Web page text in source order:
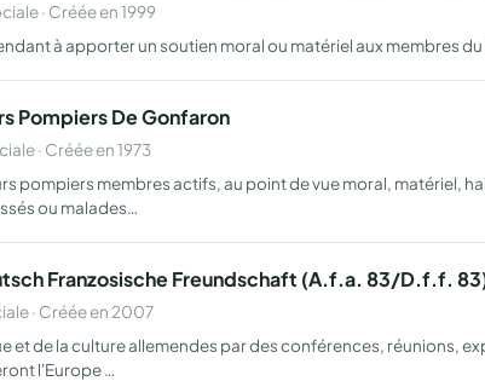
· Créée en 1999
à apporter un soutien moral ou matériel aux membres
Pompiers De Gonfaron
· Créée en 1973
pompiers membres actifs, au point de vue moral, matériel,
ou malades…
Franzosische Freundschaft (A.f.a. 83/D.f.f.
· Créée en 2007
et de la culture allemendes par des conférences, réunions,
l'Europe …